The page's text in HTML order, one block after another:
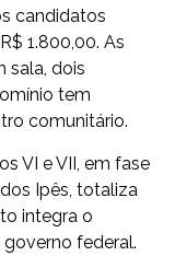
candidatos
1.800,00. As
sala, dois
tem
comunitário.
VI e VII, em fase
Ipês, totaliza
integra o
governo federal.